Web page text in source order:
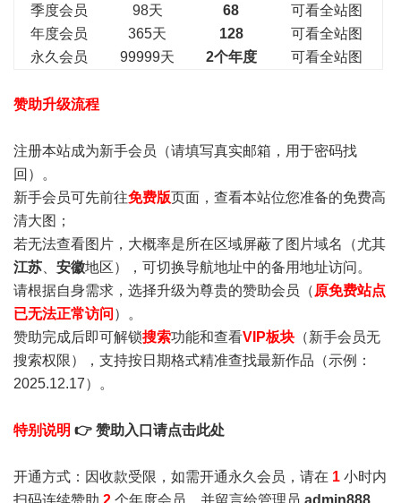
季度会员
98天 68
可看全站图
年度会员
365天 128
可看全站图
永久会员
99999天 2个年度 可看全站图
赞助升级流程
注册本站成为新手会员 （请填写真实邮箱，用于密码找
回）。
新手会员可先前往免费版页面，查看本站位您准备的免费高
清大图；
若无法查看图片，大概率是所在区域屏蔽了图片域名（尤其
江苏
安徽地区），可切换导航地址中的备用地址访问。
请根据自身需求，选择升级为尊贵的赞助会员（ 原免费站点
已无法正常访问 ）。
赞助完成后即可解锁搜索功能和查看VIP板块 （新手会员无
搜索权限），支持按日期格式精准查找最新作品（示例：
2025.12.17）。
特别说明 👉 赞助入口请点击此处
开通方式：因收款受限，如需开通永久会员，请在 1 小时内
扫码连续赞助 2 个年度会员，并留言给管理员 admin888